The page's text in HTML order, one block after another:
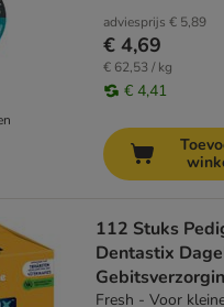
adviesprijs € 5,89
€ 4,69
€ 62,53 / kg
€ 4,41
112 Stuks
Dentastix
Fresh - Voor